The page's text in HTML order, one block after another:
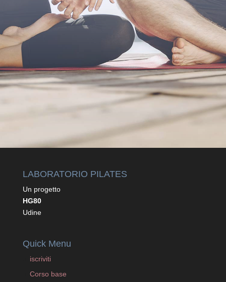
INVIA
LABORATORIO PILATES
Un progetto
HG80
Udine
Quick Menu
iscriviti
Corso base